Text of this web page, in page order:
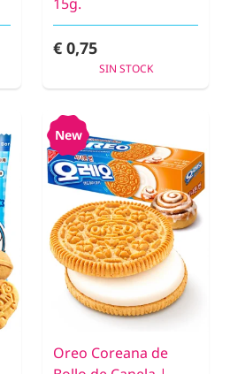
€ 0,75
SIN STOCK
New
Oreo Coreana de